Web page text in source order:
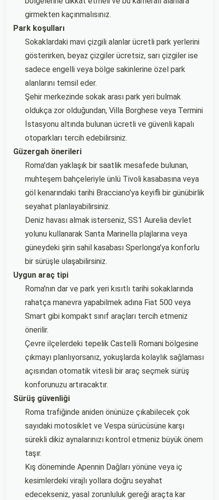
girmekten kaçınmalısınız.
Park koşulları
Sokaklardaki mavi çizgili alanlar ücretli park yerlerini
gösterirken, beyaz çizgiler ücretsiz, sarı çizgiler ise
sadece engelli veya bölge sakinlerine özel park
alanlarını temsil eder.
Şehir merkezinde sokak arası park yeri bulmak
oldukça zor olduğundan, Villa Borghese veya Termini
İstasyonu altında bulunan ücretli ve güvenli kapalı
otoparkları tercih edebilirsiniz.
Güzergah önerileri
Roma'dan yaklaşık bir saatlik mesafede bulunan,
muhteşem bahçeleriyle ünlü Tivoli kasabasına veya
göl kenarındaki tarihi Bracciano'ya keyifli bir günübirlik
seyahat planlayabilirsiniz.
Deniz havası almak isterseniz, SS1 Aurelia devlet
yolunu kullanarak Santa Marinella plajlarına veya
güneydeki şirin sahil kasabası Sperlonga'ya konforlu
bir sürüşle ulaşabilirsiniz.
Uygun araç tipi
Roma'nın dar ve park yeri kısıtlı tarihi sokaklarında
rahatça manevra yapabilmek adına Fiat 500 veya
Smart gibi kompakt sınıf araçları tercih etmeniz
önerilir.
Çevre ilçelerdeki tepelik Castelli Romani bölgesine
çıkmayı planlıyorsanız, yokuşlarda kolaylık sağlaması
açısından otomatik vitesli bir araç seçmek sürüş
konforunuzu artıracaktır.
Sürüş güvenliği
Roma trafiğinde aniden önünüze çıkabilecek çok
sayıdaki motosiklet ve Vespa sürücüsüne karşı
sürekli dikiz aynalarınızı kontrol etmeniz büyük önem
taşır.
Kış döneminde Apennin Dağları yönüne veya iç
kesimlerdeki virajlı yollara doğru seyahat
edecekseniz, yasal zorunluluk gereği araçta kar